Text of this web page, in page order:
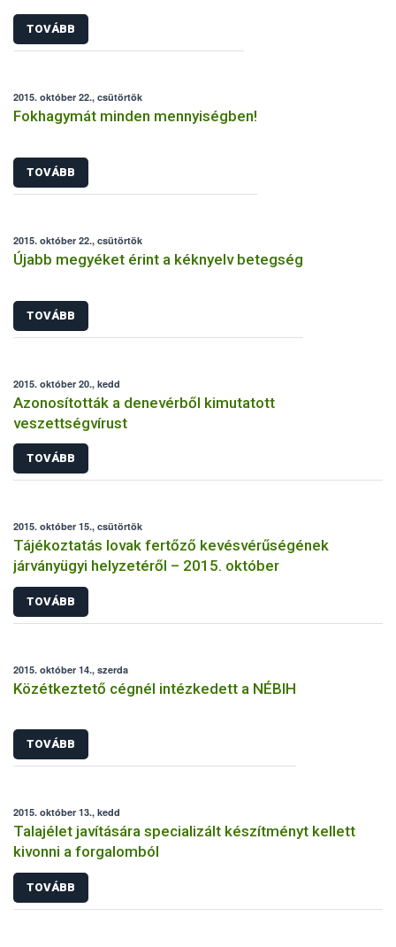
TOVÁBB
2015. október 22., csütörtök
Fokhagymát minden mennyiségben!
TOVÁBB
2015. október 22., csütörtök
Újabb megyéket érint a kéknyelv betegség
TOVÁBB
2015. október 20., kedd
Azonosították a denevérből kimutatott
veszettségvírust
TOVÁBB
2015. október 15., csütörtök
Tájékoztatás lovak fertőző kevésvérűségének
járványügyi helyzetéről – 2015. október
TOVÁBB
2015. október 14., szerda
Közétkeztető cégnél intézkedett a NÉBIH
TOVÁBB
2015. október 13., kedd
Talajélet javítására specializált készítményt kellett
kivonni a forgalomból
TOVÁBB